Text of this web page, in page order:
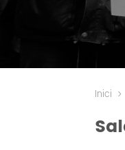
Inici